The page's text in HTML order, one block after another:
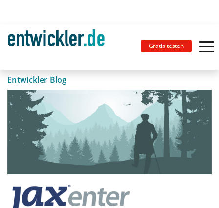
Gratis testen
Entwickler Blog